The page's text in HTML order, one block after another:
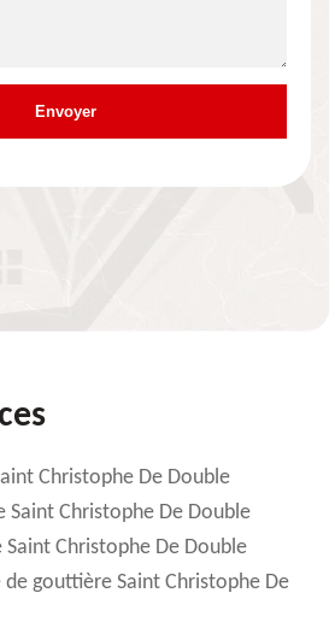
Christophe De Double
Christophe De Double
Christophe De Double
gouttière Saint Christophe De